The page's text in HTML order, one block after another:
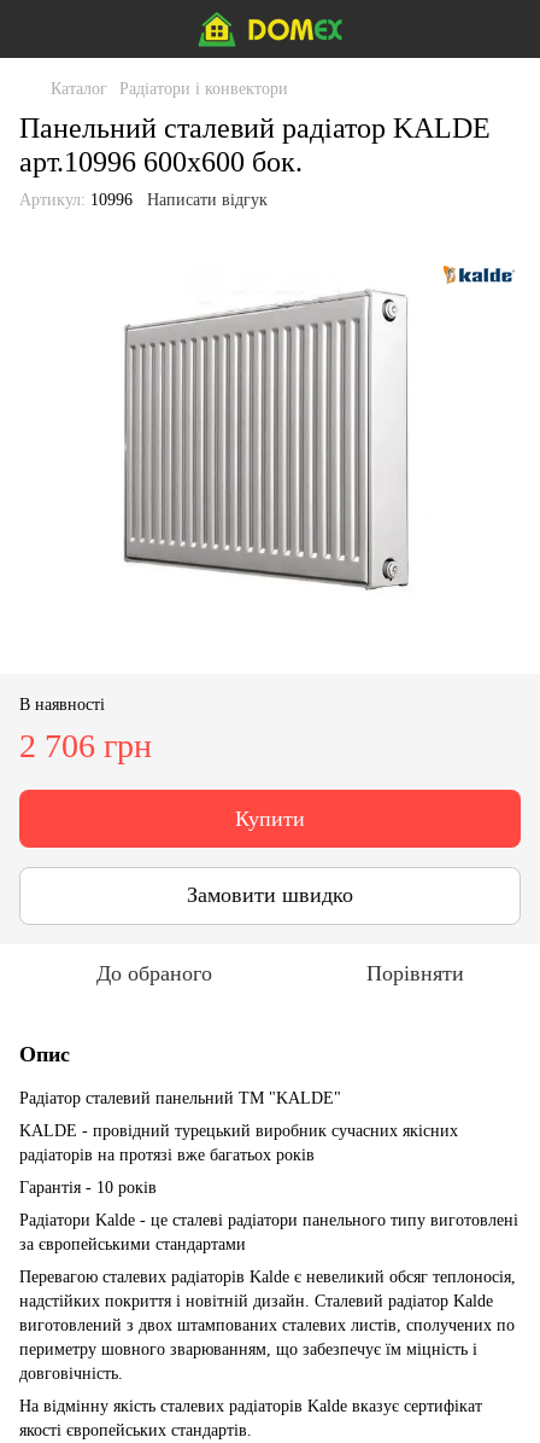
Каталог Радіатори і конвектори
Панельний сталевий радіатор KALDE
арт.10996 600х600 бок.
Артикул: 10996 Написати відгук
В наявності
2 706 грн
Купити
Замовити швидко
До обраного Порівняти
Опис
Радіатор сталевий панельний ТМ "KALDE"
KALDE - провідний турецький виробник сучасних якісних
радіаторів на протязі вже багатьох років
Гарантія - 10 років
Радіатори Kalde - це сталеві радіатори панельного типу виготовлені
за європейськими стандартами
Перевагою сталевих радіаторів Kalde є невеликий обсяг теплоносія,
надстійких покриття і новітній дизайн. Сталевий радіатор Kalde
виготовлений з двох штампованих сталевих листів, сполучених по
периметру шовного зварюванням, що забезпечує їм міцність і
довговічність.
На відмінну якість сталевих радіаторів Kalde вказує сертифікат
якості європейських стандартів.